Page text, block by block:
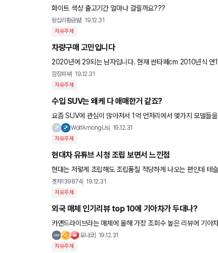
화이트 색상 출고기간 얼마나 걸릴까요???
왕십리황금발 19.12.31
자유주제
차량구매 고민입니다
2020년에 29되는 남자입니다. 현재 싼타페cm 2010년식 연15000키로 정도 타고 다닙니다 이제는 거진 14만키로 다되어가 보내주
깜장피부 19.12.31
자유주제
수입 SUV는 왜케 다 애매한거 같죠?
요즘 SUV에 관심이 많아져서 1억 언저리에서 몇가지 모델들
WolfAmongUs 19.12.31
자유주제
현대차 유튜브 시청 조립 보면서 느낀점
겟차139874 19.12.31
자유주제
외국 매체 인기리뷰 top 10에 기아차가 두대나?
카앤드라이브라는 매체에 올해 가장 조회수 높은 리뷰에 기
이드네요 텔루라이드는 국내에도 출시됐으면 좋겠는데 ㅠ 가
모나코 19.12.31
자유주제